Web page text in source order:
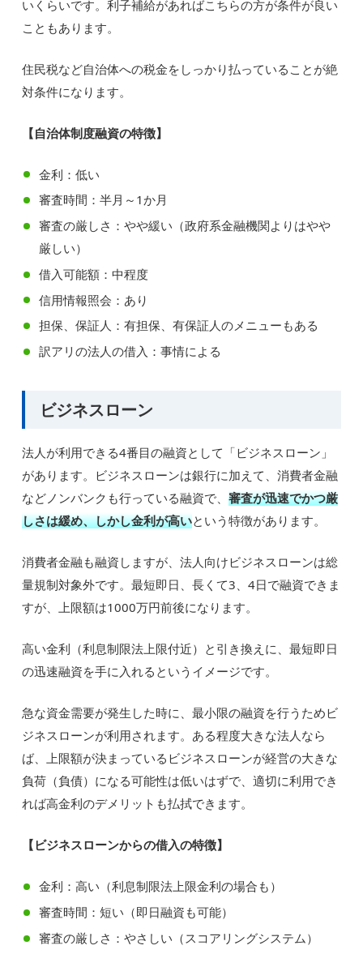
いくらいです。利子補給があればこちらの方が条件が良い
こともあります。
住民税など自治体への税金をしっかり払っていることが絶
対条件になります。
【自治体制度融資の特徴】
金利：低い
審査時間：半月～1か月
審査の厳しさ：やや緩い（政府系金融機関よりはやや
厳しい）
借入可能額：中程度
信用情報照会：あり
担保、保証人：有担保、有保証人のメニューもある
訳アリの法人の借入：事情による
ビジネスローン
法人が利用できる4番目の融資として「ビジネスローン」
があります。ビジネスローンは銀行に加えて、消費者金融
などノンバンクも行っている融資で、審査が迅速でかつ厳
しさは緩め、しかし金利が高いという特徴があります。
消費者金融も融資しますが、法人向けビジネスローンは総
量規制対象外です。最短即日、長くて3、4日で融資できま
すが、上限額は1000万円前後になります。
高い金利（利息制限法上限付近）と引き換えに、最短即日
の迅速融資を手に入れるというイメージです。
急な資金需要が発生した時に、最小限の融資を行うためビ
ジネスローンが利用されます。ある程度大きな法人なら
ば、上限額が決まっているビジネスローンが経営の大きな
負荷（負債）になる可能性は低いはずで、適切に利用でき
れば高金利のデメリットも払拭できます。
【ビジネスローンからの借入の特徴】
金利：高い（利息制限法上限金利の場合も）
審査時間：短い（即日融資も可能）
審査の厳しさ：やさしい（スコアリングシステム）